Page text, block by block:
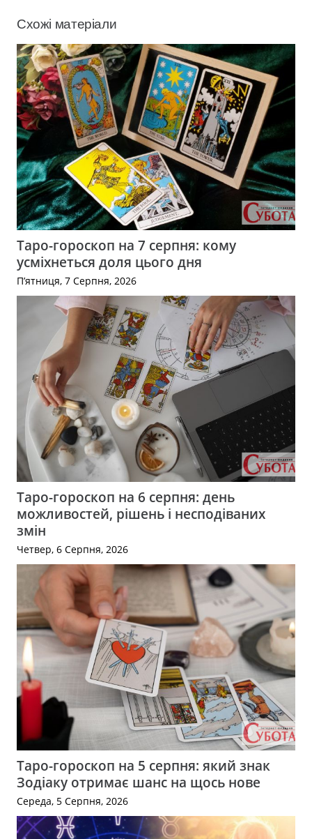
Схожі матеріали
Таро-гороскоп на 7 серпня: кому
усміхнеться доля цього дня
П’ятниця, 7 Серпня, 2026
Таро-гороскоп на 6 серпня: день
можливостей, рішень і несподіваних
змін
Четвер, 6 Серпня, 2026
Таро-гороскоп на 5 серпня: який знак
Зодіаку отримає шанс на щось нове
Середа, 5 Серпня, 2026